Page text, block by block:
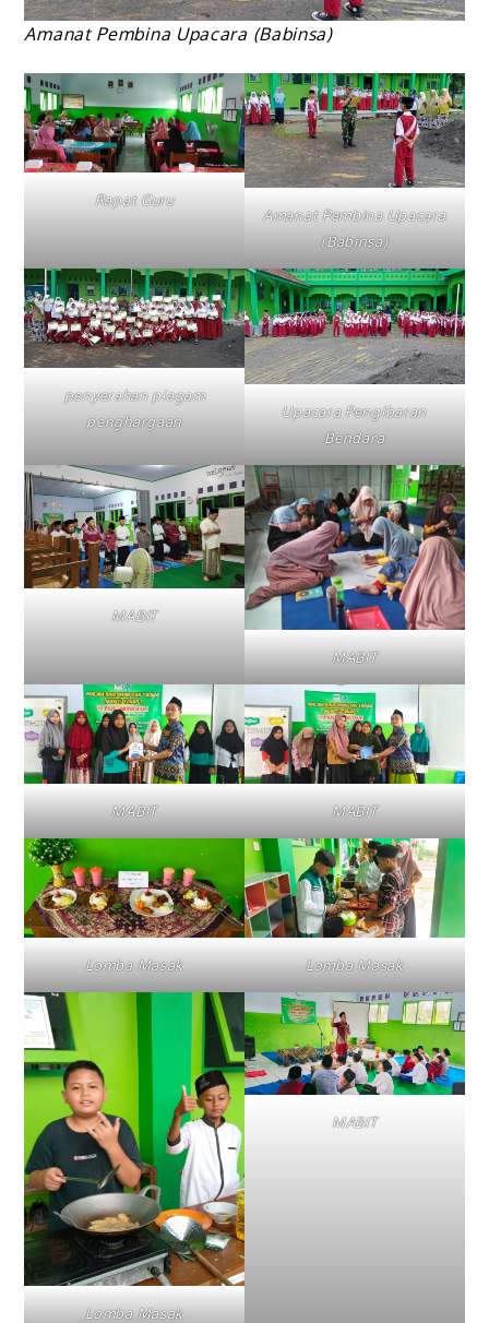
Amanat Pembina Upacara (Babinsa)
Rapat Guru
Amanat Pembina Upacara
(Babinsa)
penyerahan piagam
penghargaan
Upacara Pengibaran
Bendara
MABIT
MABIT
MABIT MABIT
Lomba Masak Lomba Masak
Lomba Masak
MABIT